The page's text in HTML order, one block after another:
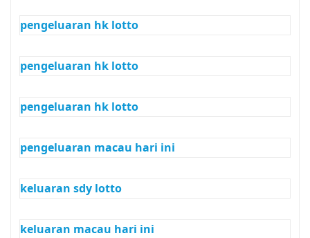
pengeluaran hk lotto
pengeluaran hk lotto
pengeluaran hk lotto
pengeluaran macau hari ini
keluaran sdy lotto
keluaran macau hari ini